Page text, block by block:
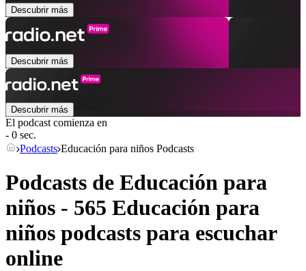
Descubrir más
Descubrir más
Descubrir más
El podcast comienza en
- 0 sec.
Podcasts Educación para niños Podcasts
Podcasts de Educación para
niños - 565 Educación para
niños podcasts para escuchar
online